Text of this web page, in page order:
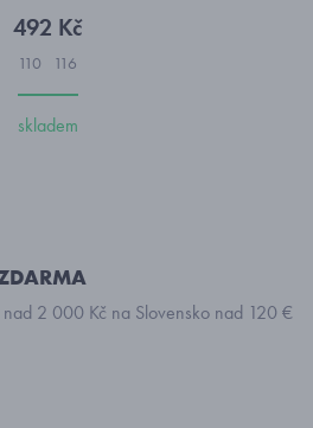
492 Kč
110 116
skladem
2 000 Kč na Slovensko nad 120 €